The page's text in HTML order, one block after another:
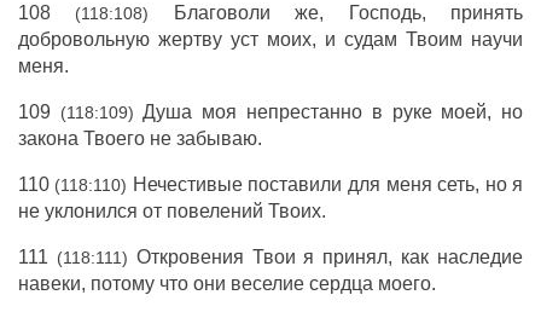
108 (118:108)
Благоволи же, Господь, принять
добровольную жертву уст моих, и судам Твоим научи
меня.
109 (118:109) Душа моя непрестанно в руке моей, но
закона Твоего не забываю.
110 (118:110) Нечестивые поставили для меня сеть, но я
не уклонился от повелений Твоих.
111 (118:111) Откровения Твои я принял, как наследие
навеки, потому что они веселие сердца моего.